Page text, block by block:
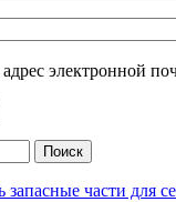
электронной
части для